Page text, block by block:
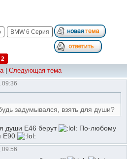
BMW 6 Серия
2
| Следующая тема
09:36
задумывался, взять для души?
души Е46 берут
По-любому
E90
09:56